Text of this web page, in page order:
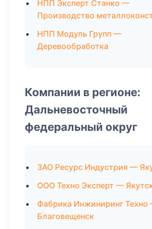
НПП Эксперт Станко —
Производство
НПП Модуль Групп —
Деревообработка
Компании в регионе:
Дальневосточный
федеральный округ
ЗАО Ресурс Индустрия —
ООО Техно Эксперт —
Фабрика Инжиниринг
Благовещенск